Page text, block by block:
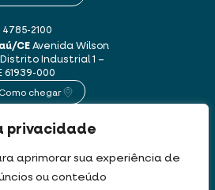
privacidade
aprimorar sua experiência de
ou conteúdo
4785-2100
CEAvenida Wilson
Industrial 1 –
61939-000
Como chegar
3250-1235